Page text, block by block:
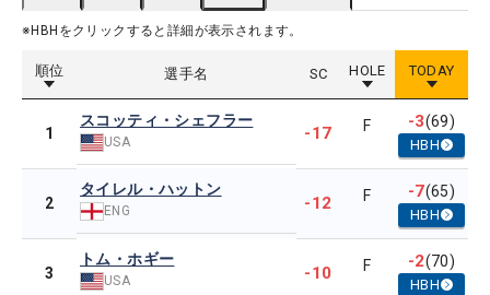
※HBHをクリックすると詳細が表示されます。
順位 選手名 SC HOLE TODAY
1
スコッティ・シェフラー
USA -17 F -3(69)
HBH
2
タイレル・ハットン
ENG -12 F -7(65)
HBH
3
トム・ホギー
USA -10 F -2(70)
HBH